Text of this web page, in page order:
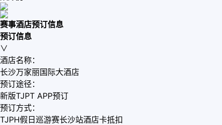
赛事酒店预订信息
预订信息
∨
酒店名称：
长沙万家丽国际大酒店
预订途径：
新版TJPT APP预订
预订方式：
TJPH假日巡游赛长沙站酒店卡抵扣